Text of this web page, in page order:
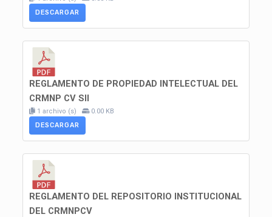
DESCARGAR
REGLAMENTO DE PROPIEDAD INTELECTUAL DEL
CRMNP CV SII
1 archivo (s)
0.00 KB
DESCARGAR
REGLAMENTO DEL REPOSITORIO INSTITUCIONAL
DEL CRMNPCV